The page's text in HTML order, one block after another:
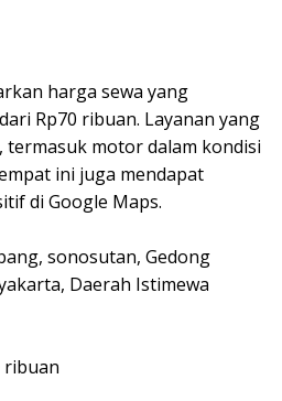
harga sewa yang
Rp70 ribuan. Layanan yang
termasuk motor dalam kondisi
ini juga mendapat
di Google Maps.
sonosutan, Gedong
Daerah Istimewa
ribuan